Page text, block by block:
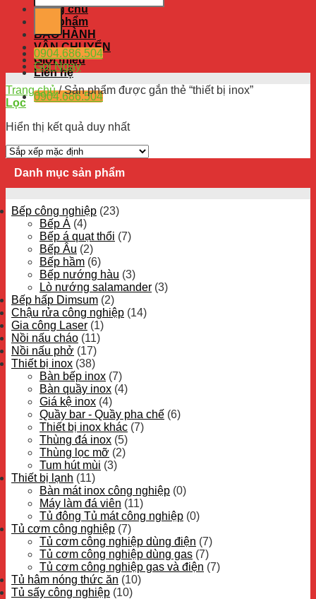
Trang chủ
Sản phẩm
BẢO HÀNH
VẬN CHUYỂN
Giới thiệu
Liên hệ
0904.686.504
0904.686.504
Gọi Ngay
Trang chủ /Sản phẩm được gắn thẻ “thiết bị inox”
Lọc
Hiển thị kết quả duy nhất
Danh mục sản phẩm
Bếp công nghiệp (23)
Bếp Á (4)
Bếp á quạt thổi (7)
Bếp Âu (2)
Bếp hầm (6)
Bếp nướng hàu (3)
Lò nướng salamander (3)
Bếp hấp Dimsum (2)
Chậu rửa công nghiệp (14)
Gia công Laser (1)
Nồi nấu cháo (11)
Nồi nấu phở (17)
Thiết bị inox (38)
Bàn bếp inox (7)
Bàn quầy inox (4)
Giá kệ inox (4)
Quầy bar - Quầy pha chế (6)
Thiết bị inox khác (7)
Thùng đá inox (5)
Thùng lọc mỡ (2)
Tum hút mùi (3)
Thiết bị lạnh (11)
Bàn mát inox công nghiệp (0)
Máy làm đá viên (11)
Tủ đông Tủ mát công nghiệp (0)
Tủ cơm công nghiệp (7)
Tủ cơm công nghiệp dùng điện (7)
Tủ cơm công nghiệp dùng gas (7)
Tủ cơm công nghiệp gas và điện (7)
Tủ hâm nóng thức ăn (10)
Tủ sấy công nghiệp (10)